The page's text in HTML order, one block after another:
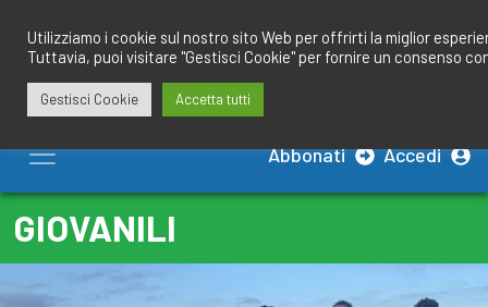
contenuto
Abbonati Accedi
GIOVANILI
Utilizziamo i cookie sul nostro sito Web per offrirti la miglior
Tuttavia, puoi visitare "Gestisci Cookie" per fornire un consenso
Gestisci Cookie Accetta tutti